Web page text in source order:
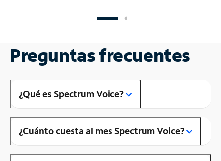
Preguntas frecuentes
¿Qué es Spectrum Voice?
¿Cuánto cuesta al mes Spectrum Voice?